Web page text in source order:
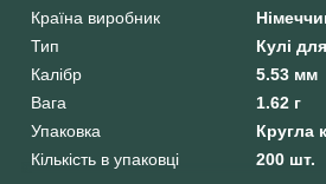
Країна виробник
Тип
Кулі
Калібр
5.53 мм
Вага
1.62 г
Упаковка
Кругла
Кількість в упаковці
200 шт.